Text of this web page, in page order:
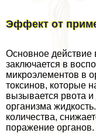
Эффект от
Основное действие
заключается в
микроэлементов в
токсинов, которые
вызывается рвота
организма
количества,
поражение органов.